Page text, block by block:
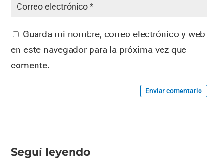
Guarda mi nombre, correo electrónico y web
en este navegador para la próxima vez que
comente.
Enviar comentario
Seguí leyendo